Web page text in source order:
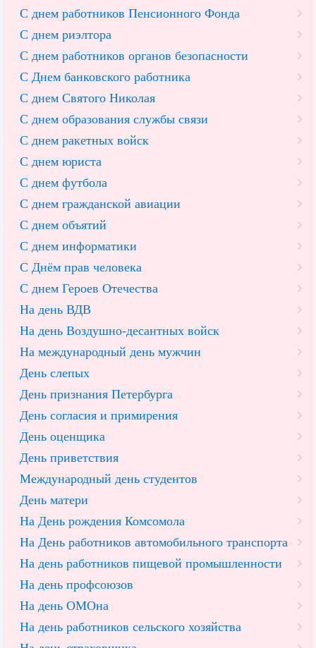
С днем работников Пенсионного Фонда
С днем риэлтора
С днем работников органов безопасности
С Днем банковского работника
С днем Святого Николая
С днем образования службы связи
С днем ракетных войск
С днем юриста
С днем футбола
С днем гражданской авиации
С днем объятий
С днем информатики
С Днём прав человека
С днем Героев Отечества
На день ВДВ
На день Воздушно-десантных войск
На международный день мужчин
День слепых
День признания Петербурга
День согласия и примирения
День оценщика
День приветствия
Международный день студентов
День матери
На День рождения Комсомола
На День работников автомобильного транспорта
На день работников пищевой промышленности
На день профсоюзов
На день ОМОна
На день работников сельского хозяйства